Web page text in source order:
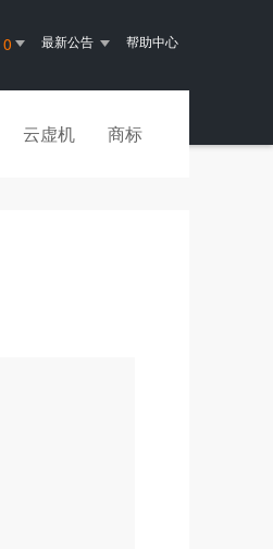
0 最新公告 帮助中心
云虚机 商标